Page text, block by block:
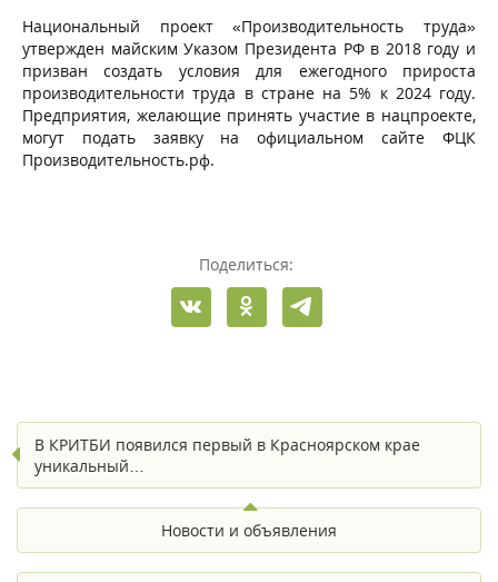
Национальный проект «Производительность труда»
утвержден майским Указом Президента РФ в 2018 году и
призван создать условия для ежегодного прироста
производительности труда в стране на 5% к 2024 году.
Предприятия, желающие принять участие в нацпроекте,
могут подать заявку на официальном сайте ФЦК
Производительность.рф.
Поделиться:
В КРИТБИ появился первый в Красноярском крае
уникальный…
Новости и объявления